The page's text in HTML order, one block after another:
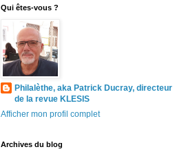
Qui êtes-vous ?
Philalèthe, aka Patrick Ducray, directeur
de la revue KLESIS
Afficher mon profil complet
Archives du blog